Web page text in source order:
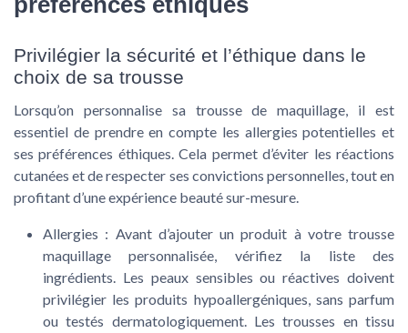
Privilégier la sécurité et l’éthique dans le
choix de sa trousse
Lorsqu’on personnalise sa trousse de maquillage, il est
essentiel de prendre en compte les allergies potentielles et
ses préférences éthiques. Cela permet d’éviter les réactions
cutanées et de respecter ses convictions personnelles, tout en
profitant d’une expérience beauté sur-mesure.
Allergies : Avant d’ajouter un produit à votre trousse
maquillage personnalisée, vérifiez la liste des
ingrédients. Les peaux sensibles ou réactives doivent
privilégier les produits hypoallergéniques, sans parfum
ou testés dermatologiquement. Les trousses en tissu